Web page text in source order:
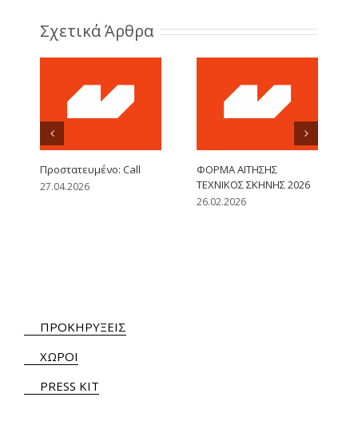
Σχετικά Άρθρα
Πρoστατευμένο: Call
27.04.2026
ΦΟΡΜΑ ΑΙΤΗΣΗΣ
ΤΕΧΝΙΚΟΣ ΣΚΗΝΗΣ 2026
26.02.2026
ΠΡΟΚΗΡΥΞΕΙΣ
ΧΩΡΟΙ
PRESS KIT